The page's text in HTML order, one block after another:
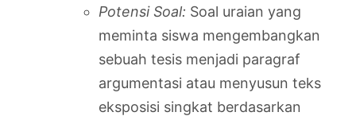
Potensi Soal: Soal uraian yang
meminta siswa mengembangkan
sebuah tesis menjadi paragraf
argumentasi atau menyusun teks
eksposisi singkat berdasarkan